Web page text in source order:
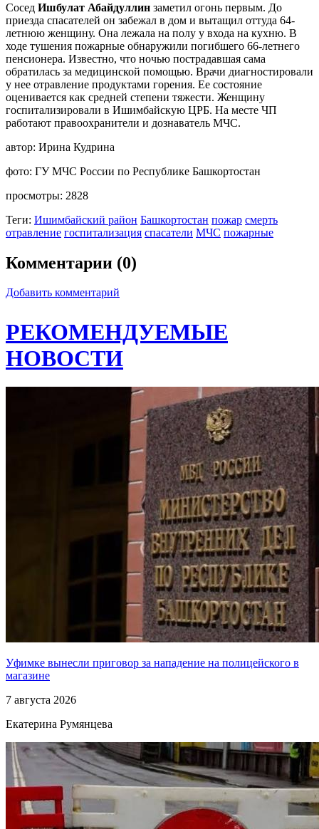
Сосед Ишбулат Абайдуллин заметил огонь первым. До
приезда спасателей он забежал в дом и вытащил оттуда 64-
летнюю женщину. Она лежала на полу у входа на кухню. В
ходе тушения пожарные обнаружили погибшего 66-летнего
пенсионера. Известно, что ночью пострадавшая сама
обратилась за медицинской помощью. Врачи диагностировали
у нее отравление продуктами горения. Ее состояние
оценивается как средней степени тяжести. Женщину
госпитализировали в Ишимбайскую ЦРБ. На месте ЧП
работают правоохранители и дознаватель МЧС.
автор: Ирина Кудрина
фото: ГУ МЧС России по Республике Башкортостан
просмотры: 2828
Теги: Ишимбайский район Башкортостан пожар смерть
отравление госпитализация спасатели МЧС пожарные
Комментарии (0)
Добавить комментарий
РЕКОМЕНДУЕМЫЕ
НОВОСТИ
Уфимке вынесли приговор за нападение на полицейского в
магазине
7 августа 2026
Екатерина Румянцева